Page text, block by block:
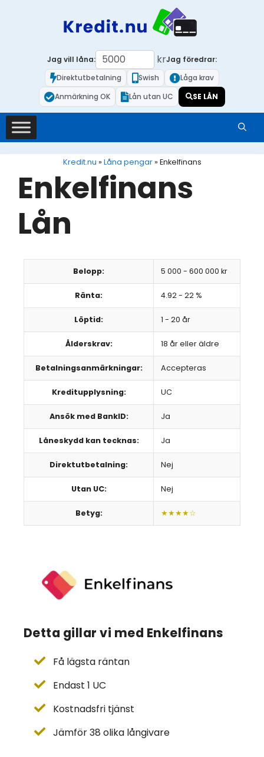
Jag vill låna: krJag föredrar:
Direktutbetalning
Swish
Låga krav
Anmärkning OK
Lån utan UC SE LÅN
Kredit.nu » Låna pengar» Enkelfinans
Enkelfinans
Lån
Belopp: 5 000 - 600 000 kr
Ränta: 4.92 - 22 %
Löptid: 1 - 20 år
Ålderskrav: 18 år eller äldre
Betalningsanmärkningar: Accepteras
Kreditupplysning: UC
Ansök med BankID: Ja
Låneskydd kan tecknas: Ja
Direktutbetalning: Nej
Utan UC: Nej
Betyg: ★★★★☆
Detta gillar vi med Enkelfinans
Få lägsta räntan
Endast 1 UC
Kostnadsfri tjänst
Jämför 38 olika långivare